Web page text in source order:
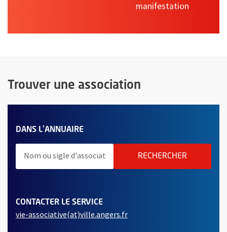
manifestation
Trouver une association
TERMES À RECHERCHER
DANS L'ANNUAIREDES ASSOCIATIONS
RECHERCHER
CONTACTER LE SERVICE
vie-associative(at)ville.angers.fr, Ouvre une nouvelle fenêtre